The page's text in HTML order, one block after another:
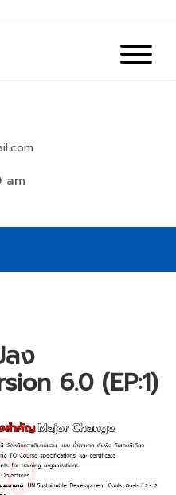
am
ลง
6.0 (EP:1)